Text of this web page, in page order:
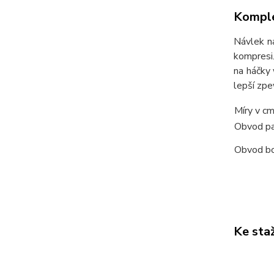
Návlek
na
lepší
Míry v cm
Obvod
Obvod
Ke